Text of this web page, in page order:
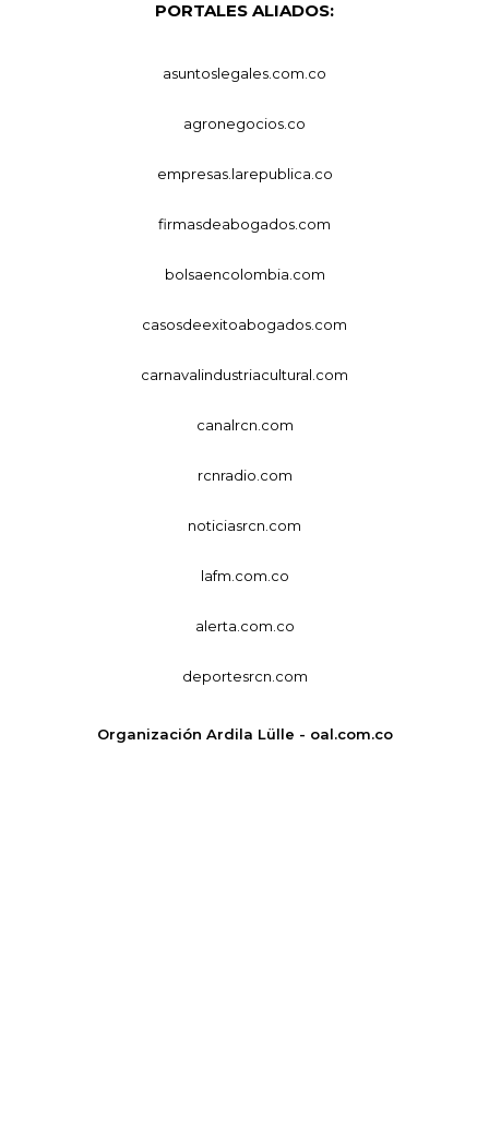
PORTALES ALIADOS:
asuntoslegales.com.co
agronegocios.co
empresas.larepublica.co
firmasdeabogados.com
bolsaencolombia.com
casosdeexitoabogados.com
carnavalindustriacultural.com
canalrcn.com
rcnradio.com
noticiasrcn.com
lafm.com.co
alerta.com.co
deportesrcn.com
Organización Ardila Lülle - oal.com.co